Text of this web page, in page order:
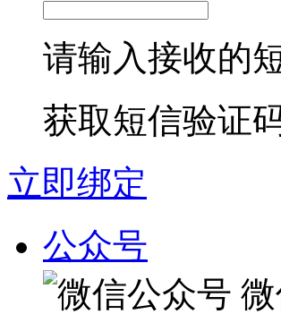
请输入接收的
获取短信验证
立即绑定
公众号